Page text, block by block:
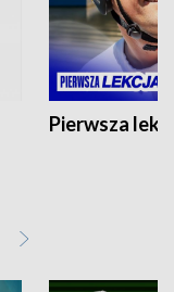
Pierwsza